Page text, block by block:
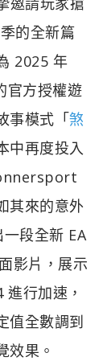
的全新篇
2025 年
官方授權遊
事模式「煞
中再度投入
其來的意外
段全新 EA
影片，展示
行加速，
值全數調到
效果。